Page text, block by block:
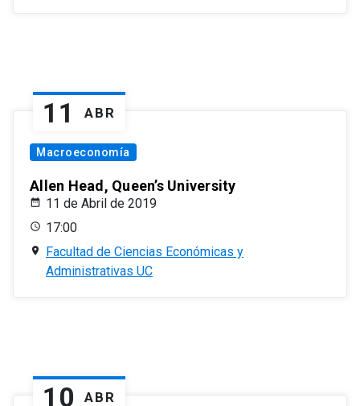
11 ABR
Macroeconomía
Allen Head, Queen’s University
11 de Abril de 2019
17:00
Facultad de Ciencias Económicas y
Administrativas UC
10 ABR